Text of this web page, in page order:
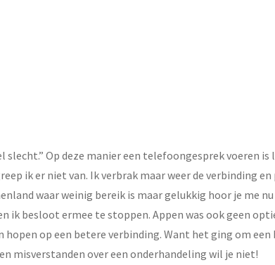
slecht.” Op deze manier een telefoongesprek voeren
ik er niet van. Ik verbrak maar weer de verbinding
waar weinig bereik is maar gelukkig hoor je me
ik besloot ermee te stoppen. Appen was ook geen
hopen op een betere verbinding. Want het ging om
misverstanden over een onderhandeling wil je niet!